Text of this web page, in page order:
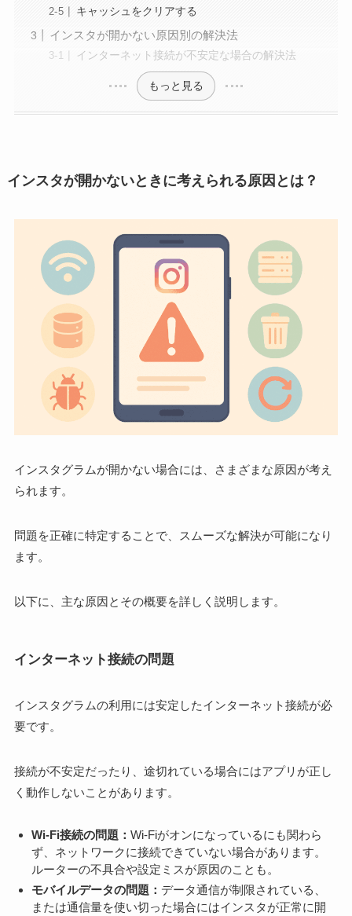
キャッシュをクリアする
インスタが開かない原因別の解決法
インターネット接続が不安定な場合の解決法
もっと見る
インスタが開かないときに考えられる原因とは？
インスタグラムが開かない場合には、さまざまな原因が考え
られます。
問題を正確に特定することで、スムーズな解決が可能になり
ます。
以下に、主な原因とその概要を詳しく説明します。
インターネット接続の問題
インスタグラムの利用には安定したインターネット接続が必
要です。
接続が不安定だったり、途切れている場合にはアプリが正し
く動作しないことがあります。
Wi-Fi接続の問題：Wi-Fiがオンになっているにも関わら
ず、ネットワークに接続できていない場合があります。
ルーターの不具合や設定ミスが原因のことも。
モバイルデータの問題： データ通信が制限されている、
または通信量を使い切った場合にはインスタが正常に開